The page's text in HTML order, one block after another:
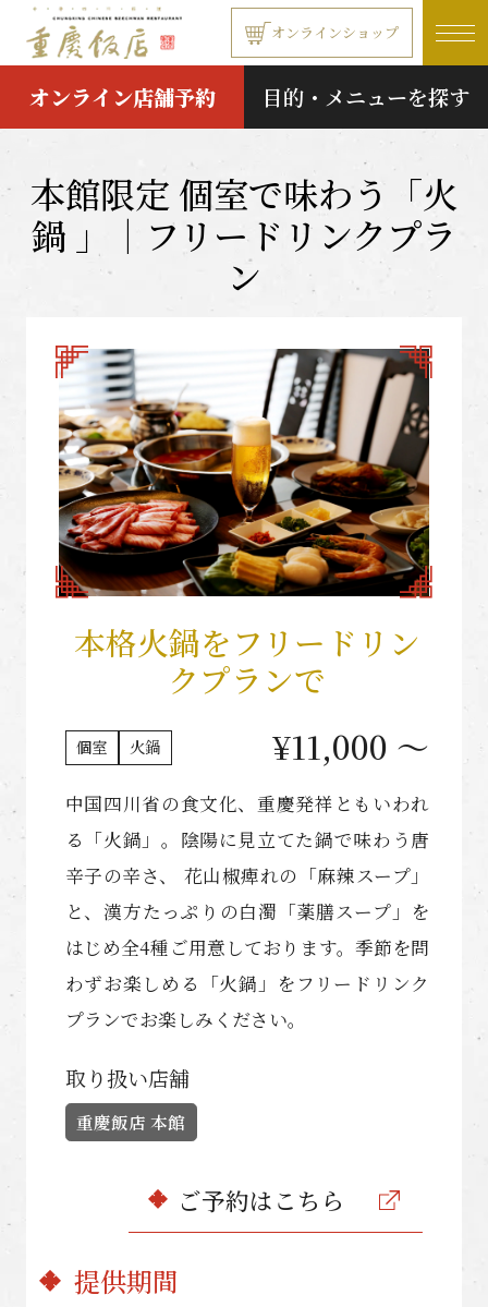
本文へ移動する オンラインショップ
オンライン店舗予約 目的・メニューを探す
本館限定 個室で味わう「火
鍋 」｜フリードリンクプラ
ン
本格火鍋をフリードリン
クプランで
個室 火鍋 ¥11,000 〜
中国四川省の食文化、重慶発祥ともいわれ
る「火鍋」。陰陽に見立てた鍋で味わう唐
辛子の辛さ、 花山椒痺れの「麻辣スープ」
と、漢方たっぷりの白濁「薬膳スープ」を
はじめ全4種ご用意しております。季節を問
わずお楽しめる「火鍋」をフリードリンク
プランでお楽しみください。
取り扱い店舗
重慶飯店 本館
ご予約はこちら
提供期間